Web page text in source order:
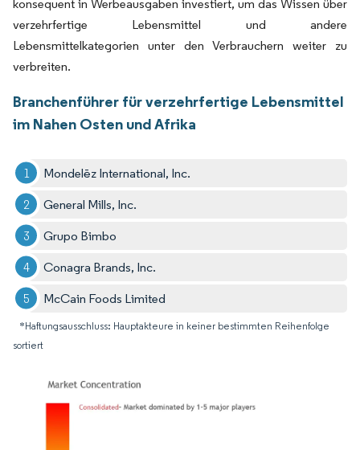
konsequent in Werbeausgaben investiert, um das Wissen über
verzehrfertige Lebensmittel und andere
Lebensmittelkategorien unter den Verbrauchern weiter zu
verbreiten.
Branchenführer für verzehrfertige Lebensmittel
im Nahen Osten und Afrika
Mondelēz International, Inc.
General Mills, Inc.
Grupo Bimbo
Conagra Brands, Inc.
McCain Foods Limited
*Haftungsausschluss: Hauptakteure in keiner bestimmten Reihenfolge
sortiert